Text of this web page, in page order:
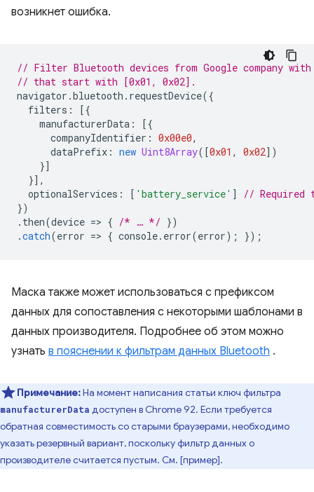
возникнет ошибка.
// Filter Bluetooth devices from Google company
// that start with [0x01, 0x02].
navigator .bluetooth . requestDevice({
filters :
[{
manufacturerData :
[{
companyIdentifier : 0x00e0,
dataPrefix : new Uint8Array([0x01 , 0x02])
}]
}],
optionalServices : [ 'battery_service' ]
// Required
})
. then(device => { /* … */ })
.catch(error => { console. error(error); });
Маска также может использоваться с префиксом
данных для сопоставления с некоторыми шаблонами в
данных производителя. Подробнее об этом можно
узнать в пояснении к фильтрам данных Bluetooth .
Примечание:На момент написания статьи ключ фильтра
manufacturerData доступен в Chrome 92. Если требуется
обратная совместимость со старыми браузерами, необходимо
указать резервный вариант, поскольку фильтр данных о
производителе считается пустым. См. [пример].